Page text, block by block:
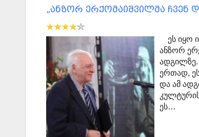
„ანზორ ერქომაიშვილმა ჩვენ
ეს იყო
ანზორ
ერთად,
და ამ
ეს…